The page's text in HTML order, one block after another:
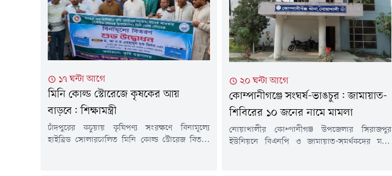
১৭ ঘন্টা আগে
মিনি কোল্ড স্টোরেজে কৃষকের আয়
বাড়বে: শিক্ষামন্ত্রী
চাঁদপুরের কচুয়ায় কৃষিপণ্য সংরক্ষণে বিনামূল্যে
হাইব্রিড সোলারচালিত মিনি কোল্ড স্টোরেজ বিতরণ
২০ ঘন্টা আগে
কোম্পানীগঞ্জে সংঘর্ষ-ভাঙচুর: জামায়াত-
শিবিরের ১০ জনের নামে মামলা
নোয়াখালীর কোম্পানীগঞ্জ উপজেলার সিরাজপুর
ইউনিয়নে বিএনপি ও জামায়াত-সমর্থকদের মধ্যে